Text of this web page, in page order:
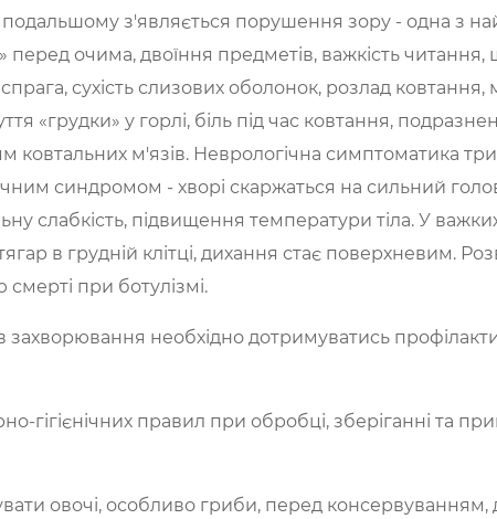
подальшому з'являється порушення зору - одна з
перед очима, двоїння предметів, важкість
сухість слизових оболонок, розлад
«грудки» у горлі, біль під час ковтання,
м'язів. Неврологічна симптоматика
синдромом - хворі скаржаться на сильний
слабкість, підвищення температури тіла. У
в грудній клітці, дихання стає поверхневим.
при ботулізмі.
необхідно дотримуватись
гігієнічних правил при обробці, зберіганні та
овочі, особливо гриби, перед консервуванням,